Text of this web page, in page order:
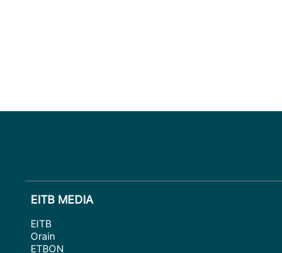
EITB MEDIA
EITB
Orain
ETBON